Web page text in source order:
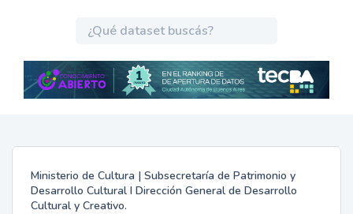
Ministerio de Cultura | Subsecretaría de Patrimonio y
Desarrollo Cultural I Dirección General de Desarrollo
Cultural y Creativo.